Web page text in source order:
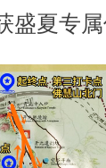
盛夏专属